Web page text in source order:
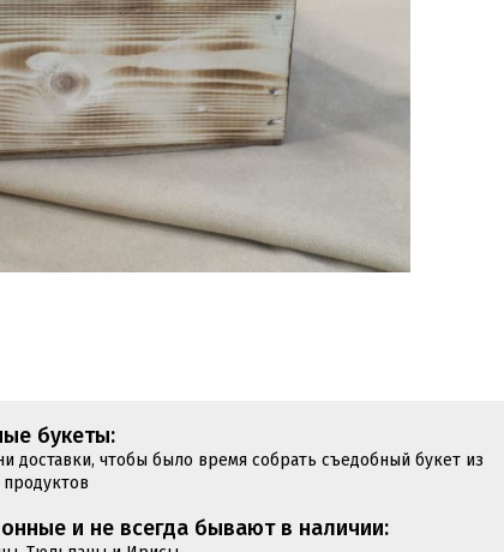
букеты:
доставки, чтобы было время собрать съедобный букет из
и не всегда бывают в наличии: